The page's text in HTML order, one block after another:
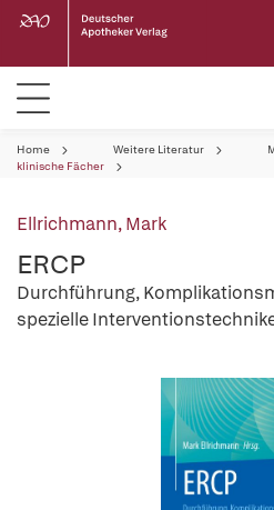
Home Weitere Literatur
klinische Fächer
Ellrichmann, Mark
ERCP
Durchführung,
spezielle